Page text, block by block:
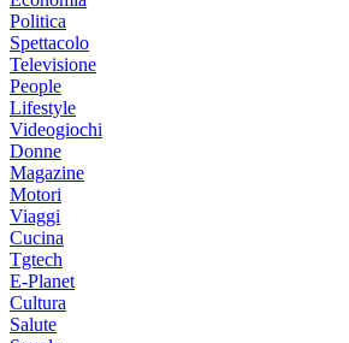
Politica
Spettacolo
Televisione
People
Lifestyle
Videogiochi
Donne
Magazine
Motori
Viaggi
Cucina
Tgtech
E-Planet
Cultura
Salute